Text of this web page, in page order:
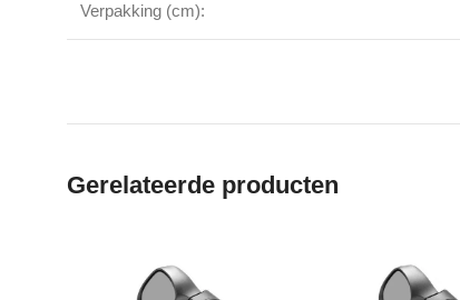
Verpakking (cm):
Gerelateerde producten